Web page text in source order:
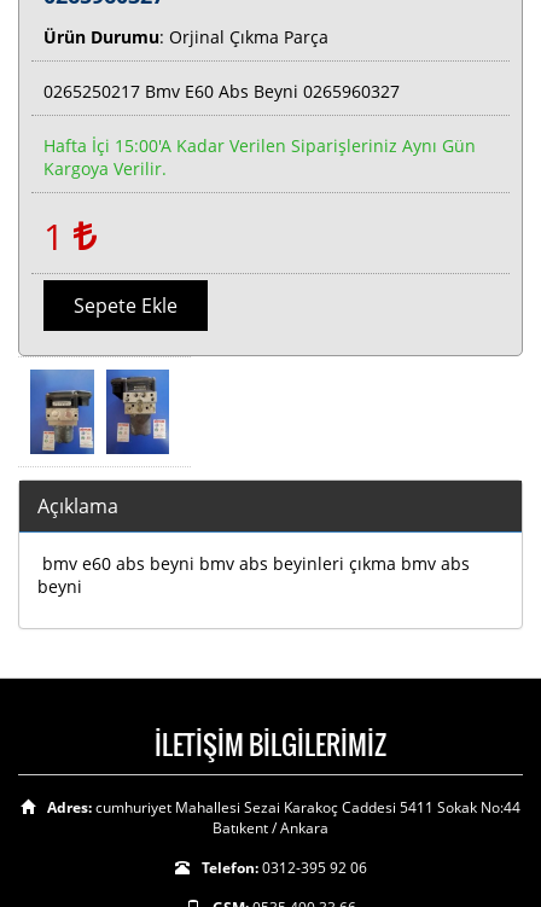
Ürün Durumu: Orjinal Çıkma Parça
0265250217 Bmv E60 Abs Beyni 0265960327
Hafta İçi 15:00'a Kadar Verilen Siparişleriniz Aynı Gün
Kargoya Verilir.
1
Sepete Ekle
Açıklama
bmv e60 abs beyni bmv abs beyinleri çıkma bmv abs
beyni
İLETİŞİM BİLGİLERİMİZ
Adres:cumhuriyet Mahallesi Sezai Karakoç Caddesi 5411 Sokak No:44
Batıkent / Ankara
Telefon:0312-395 92 06